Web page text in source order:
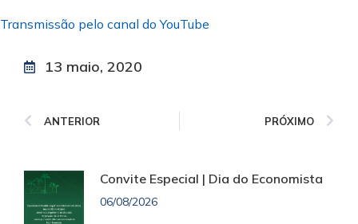
Transmissão pelo canal do YouTube
13 maio, 2020
ANTERIOR PRÓXIMO
Convite Especial | Dia do Economista
06/08/2026